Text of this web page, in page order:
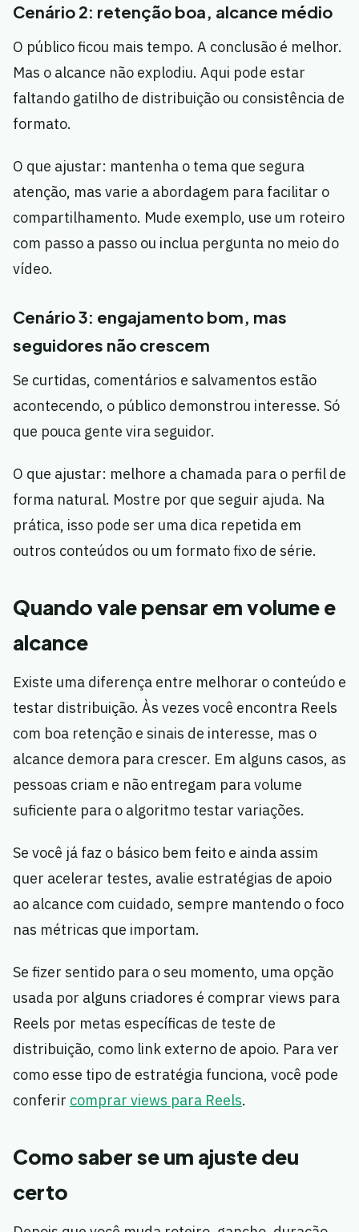
Cenário 2: retenção boa, alcance médio
O público ficou mais tempo. A conclusão é melhor.
Mas o alcance não explodiu. Aqui pode estar
faltando gatilho de distribuição ou consistência de
formato.
O que ajustar: mantenha o tema que segura
atenção, mas varie a abordagem para facilitar o
compartilhamento. Mude exemplo, use um roteiro
com passo a passo ou inclua pergunta no meio do
vídeo.
Cenário 3: engajamento bom, mas
seguidores não crescem
Se curtidas, comentários e salvamentos estão
acontecendo, o público demonstrou interesse. Só
que pouca gente vira seguidor.
O que ajustar: melhore a chamada para o perfil de
forma natural. Mostre por que seguir ajuda. Na
prática, isso pode ser uma dica repetida em
outros conteúdos ou um formato fixo de série.
Quando vale pensar em volume e
alcance
Existe uma diferença entre melhorar o conteúdo e
testar distribuição. Às vezes você encontra Reels
com boa retenção e sinais de interesse, mas o
alcance demora para crescer. Em alguns casos, as
pessoas criam e não entregam para volume
suficiente para o algoritmo testar variações.
Se você já faz o básico bem feito e ainda assim
quer acelerar testes, avalie estratégias de apoio
ao alcance com cuidado, sempre mantendo o foco
nas métricas que importam.
Se fizer sentido para o seu momento, uma opção
usada por alguns criadores é comprar views para
Reels por metas específicas de teste de
distribuição, como link externo de apoio. Para ver
como esse tipo de estratégia funciona, você pode
conferir comprar views para Reels.
Como saber se um ajuste deu
certo